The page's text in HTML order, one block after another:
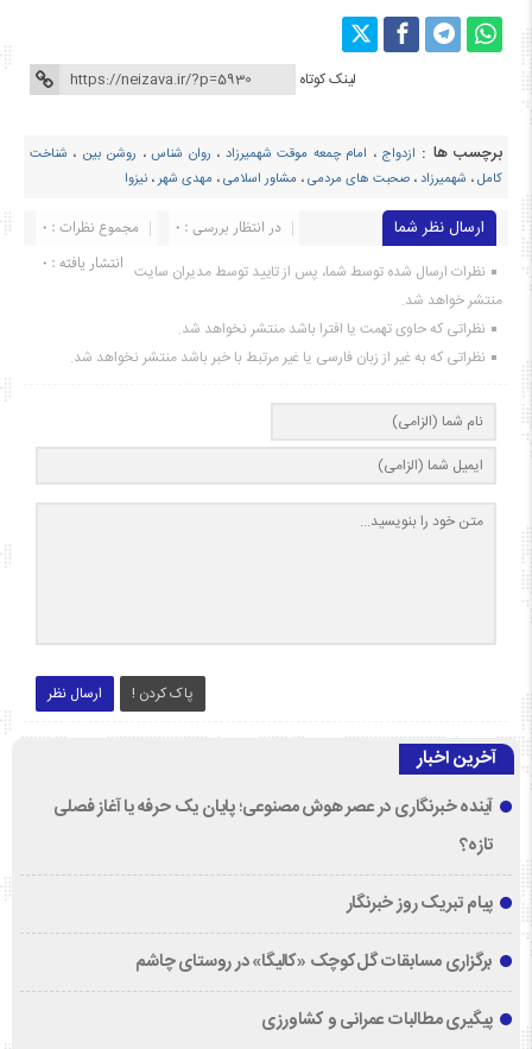
لینک کوتاه
برچسب ها : ازدواج ، امام چمعه موقت شهمیرزاد ، روان شناس، روشن بین ، شناخت
کامل، شهمیرزاد، صحبت های مردمی، مشاور اسلامی، مهدی شهر، نیزوا
ارسال نظر شما مجموع نظرات : 0
در انتظار بررسی : 0
انتشار یافته : ۰ نظرات ارسال شده توسط شما، پس از تایید توسط مدیران سایت
منتشر خواهد شد.
نظراتی که حاوی تهمت یا افترا باشد منتشر نخواهد شد.
نظراتی که به غیر از زبان فارسی یا غیر مرتبط با خبر باشد منتشر نخواهد شد.
ارسال نظر پاک کردن !
آخرین اخبار
آینده خبرنگاری در عصر هوش مصنوعی؛ پایان یک حرفه یا آغاز فصلی
تازه؟
پیام تبریک روز خبرنگار
برگزاری مسابقات گل‌کوچک «کالیگا» در روستای چاشم
پیگیری مطالبات عمرانی و کشاورزی